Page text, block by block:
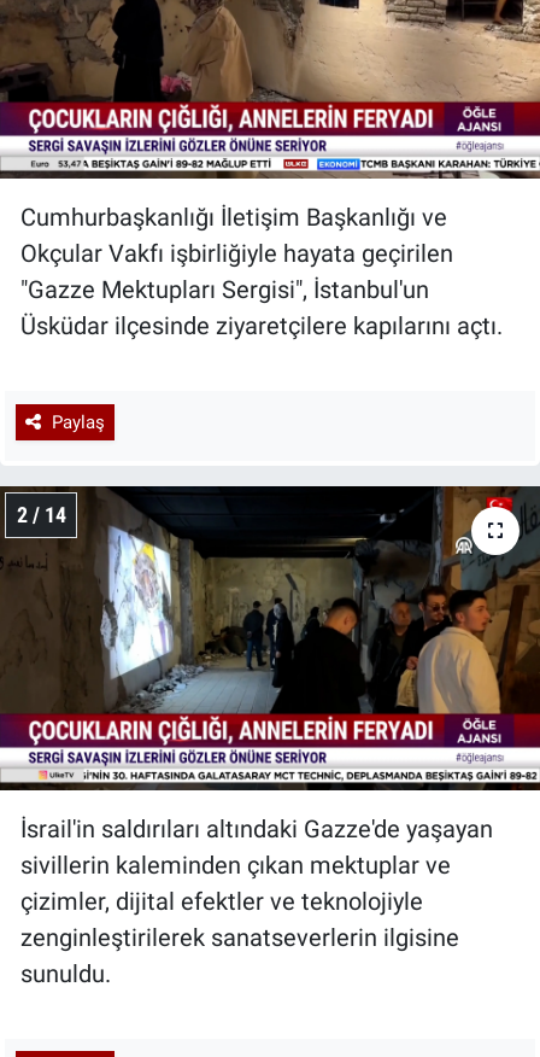
Cumhurbaşkanlığı İletişim Başkanlığı ve
Okçular Vakfı işbirliğiyle hayata geçirilen
"Gazze Mektupları Sergisi", İstanbul'un
Üsküdar ilçesinde ziyaretçilere kapılarını açtı.
Paylaş
2 / 14
İsrail'in saldırıları altındaki Gazze'de yaşayan
sivillerin kaleminden çıkan mektuplar ve
çizimler, dijital efektler ve teknolojiyle
zenginleştirilerek sanatseverlerin ilgisine
sunuldu.